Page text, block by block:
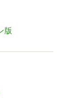
版